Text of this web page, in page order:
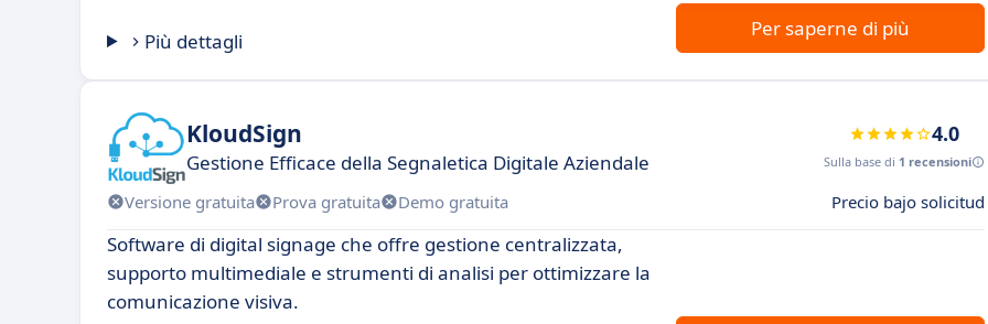
Più dettagli
Per saperne di più
KloudSign
Gestione Efficace della Segnaletica Digitale Aziendale
4.0
Sulla base di 1 recensioni
Versione gratuita Prova gratuita Demo gratuita Precio bajo solicitud
Software di digital signage che offre gestione centralizzata,
supporto multimediale e strumenti di analisi per ottimizzare la
comunicazione visiva.